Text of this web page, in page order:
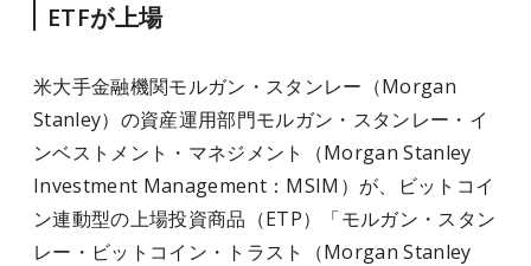
ETFが上場
米大手金融機関モルガン・スタンレー（Morgan
Stanley）の資産運用部門モルガン・スタンレー・イ
ンベストメント・マネジメント（Morgan Stanley
Investment Management：MSIM）が、ビットコイ
ン連動型の上場投資商品（ETP）「モルガン・スタン
レー・ビットコイン・トラスト（Morgan Stanley